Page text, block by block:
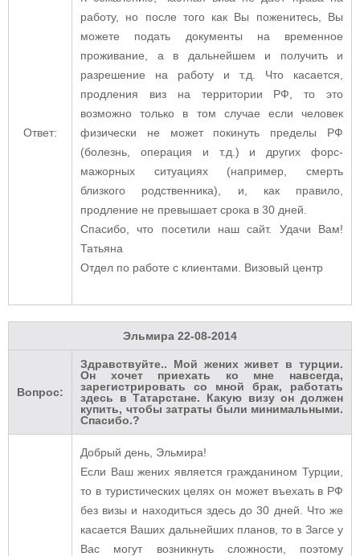
Ответ:
работу, но после того как Вы поженитесь, Вы
можете подать документы на временное
проживание, а в дальнейшем и получить и
разрешение на работу и т.д. Что касается,
продления виз на территории РФ, то это
возможно только в том случае если человек
физически не может покинуть пределы РФ
(болезнь, операция и т.д.) и других форс-
мажорных ситуациях (например, смерть
близкого родственника), и, как правило,
продление не превышает срока в 30 дней.
Спасибо, что посетили наш сайт. Удачи Вам!
Татьяна
Отдел по работе с клиентами. Визовый центр
Эльмира 22-08-2014
Вопрос:
Здравствуйте.. Мой жених живет в турции.
Он хочет приехать ко мне навсегда,
зарегистрировать со мной брак, работать
здесь в Татарстане. Какую визу он должен
купить, чтобы затраты были минимальными.
Спасибо.?
Добрый день, Эльмира!
Если Ваш жених является гражданином Турции,
то в туристических целях он может въехать в РФ
без визы и находиться здесь до 30 дней. Что же
касается Ваших дальнейших планов, то в Загсе у
Вас могут возникнуть сложности, поэтому